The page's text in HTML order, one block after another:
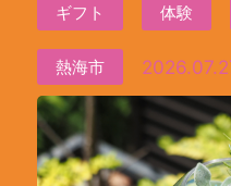
ギフト 体験
熱海市